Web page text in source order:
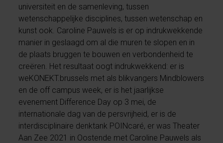
universiteit en de samenleving, tussen
wetenschappelijke disciplines, tussen wetenschap en
kunst ook. Caroline Pauwels is er op indrukwekkende
manier in geslaagd om al die muren te slopen en in
de plaats bruggen te bouwen en verbondenheid te
creëren. Het resultaat oogt indrukwekkend: er is
weKONEKT.brussels met als blikvangers Mindblowers
en de off campus week, er is het jaarlijkse
evenement Difference Day op 3 mei, de
internationale dag van de persvrijheid, er is de
interdisciplinaire denktank POINcaré, er was Theater
Aan Zee 2021 in Oostende met Caroline Pauwels als